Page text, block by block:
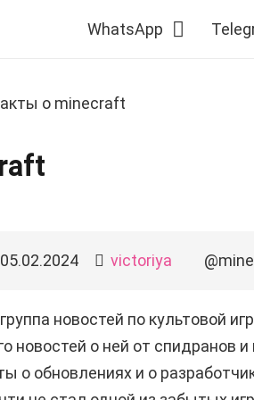
WhatsApp
о minecraft
05.02.2024 victoriya
новостей по культовой
новостей о ней от спидранов
о обновлениях и о